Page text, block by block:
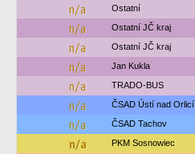
n/a Ostatní
n/a Ostatní JČ kraj
n/a Ostatní JČ kraj
n/a Jan Kukla
n/a TRADO-BUS
n/a ČSAD Ústí nad Orlicí
n/a ČSAD Tachov
n/a PKM Sosnowiec